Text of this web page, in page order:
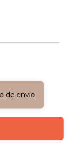
de envio